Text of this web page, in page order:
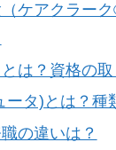
ケアクラー
は？資格の
タ)とは？種
の違いは？